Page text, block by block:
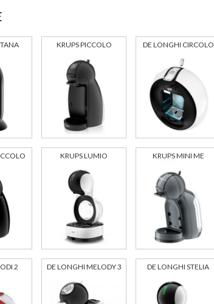
KRUPS PICCOLO DE LONGHI CIRCOLO
KRUPS LUMIO KRUPS MINI ME
2 DE LONGHI MELODY 3 DE LONGHI STELIA